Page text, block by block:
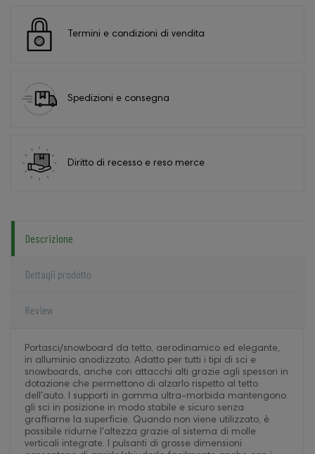
Termini e condizioni di vendita
Spedizioni e consegna
Diritto di recesso e reso merce
Descrizione
Dettagli prodotto
Review
Portasci/snowboard da tetto, aerodinamico ed elegante,
in alluminio anodizzato. Adatto per tutti i tipi di sci e
snowboards, anche con attacchi alti grazie agli spessori in
dotazione che permettono di alzarlo rispetto al tetto
dell'auto. I supporti in gomma ultra-morbida mantengono
gli sci in posizione in modo stabile e sicuro senza
graffiarne la superficie. Quando non viene utilizzato, è
possibile ridurne l'altezza grazie al sistema di molle
verticali integrate. I pulsanti di grosse dimensioni